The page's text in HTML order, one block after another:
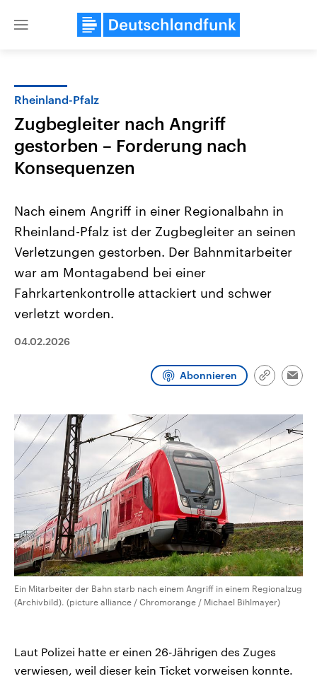
Close
Landtagswahl Sachsen-Anhalt
2026
Alle Informationen
Sachsen-Anhalt wählt am 6.
September 2026 einen neuen
Bundesland von einer Koalition aus
Umfragen, Prognosen,
Wahlprogramme, aktuelle Berichte
und Kandidaten der anstehenden
USA
Aktuelle Beiträge,
Hintergründe
Wirtschaftlich und
gehören die Vereinigten
Rheinland-Pfalz
Zugbegleiter nach Angriff
gestorben – Forderung nach
Konsequenzen
Nach einem Angriff in einer Regionalbahn in
Rheinland-Pfalz ist der Zugbegleiter an seinen
Verletzungen gestorben. Der Bahnmitarbeiter
war am Montagabend bei einer
Fahrkartenkontrolle attackiert und schwer
verletzt worden.
04.02.2026
Abonnieren
Link
Ein Mitarbeiter der Bahn starb nach einem Angriff in einem Regionalzug
(Archivbild). (picture alliance / Chromorange / Michael Bihlmayer)
Laut Polizei hatte er einen 26-Jährigen des Zuges
verwiesen, weil dieser kein Ticket vorweisen konnte.